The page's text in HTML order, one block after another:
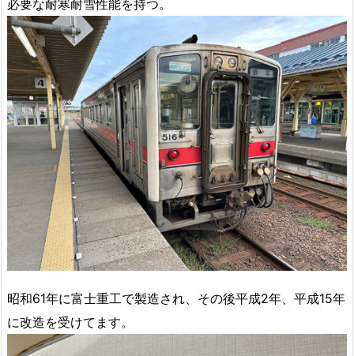
必要な耐寒耐雪性能を持つ。
昭和61年に富士重工で製造され、その後平成2年、平成15年
に改造を受けてます。